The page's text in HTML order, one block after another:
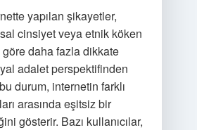
yapılan şikayetler,
cinsiyet veya etnik köken
daha fazla dikkate
adalet perspektifinden
durum, internetin farklı
arasında eşitsiz bir
gösterir. Bazı kullanıcılar,